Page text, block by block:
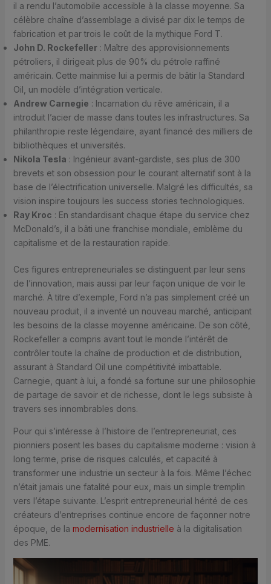
il a rendu l’automobile accessible à la classe moyenne. Sa
célèbre chaîne d’assemblage a divisé par dix le temps de
fabrication et par trois le coût de la mythique Ford T.
John D. Rockefeller: Maître des approvisionnements
pétroliers, il dirigeait plus de 90% du pétrole raffiné
américain. Cette mainmise lui a permis de bâtir la Standard
Oil, un modèle d’intégration verticale.
Andrew Carnegie : Incarnation du rêve américain, il a
introduit l’acier de masse dans toutes les infrastructures. Sa
philanthropie reste légendaire, ayant financé des milliers de
bibliothèques et universités.
Nikola Tesla : Ingénieur avant-gardiste, ses plus de 300
brevets et son obsession pour le courant alternatif sont à la
base de l’électrification universelle. Malgré les difficultés, sa
vision inspire toujours les success stories technologiques.
Ray Kroc : En standardisant chaque étape du service chez
McDonald’s, il a bâti une franchise mondiale, emblème du
capitalisme et de la restauration rapide.
Ces figures entrepreneuriales se distinguent par leur sens
de l’innovation, mais aussi par leur façon unique de voir le
marché. À titre d’exemple, Ford n’a pas simplement créé un
nouveau produit, il a inventé un nouveau marché, anticipant
les besoins de la classe moyenne américaine. De son côté,
Rockefeller a compris avant tout le monde l’intérêt de
contrôler toute la chaîne de production et de distribution,
assurant à Standard Oil une compétitivité imbattable.
Carnegie, quant à lui, a fondé sa fortune sur une philosophie
de partage de savoir et de richesse, dont le legs subsiste à
travers ses innombrables dons.
Pour qui s’intéresse à l’histoire de l’entrepreneuriat, ces
pionniers posent les bases du capitalisme moderne : vision à
long terme, prise de risques calculés, et capacité à
transformer une industrie un secteur à la fois. Même l’échec
n’était jamais une fatalité pour eux, mais un simple tremplin
vers l’étape suivante. L’esprit entrepreneurial hérité de ces
créateurs d’entreprises continue encore de façonner notre
époque, de la modernisation industrielle à la digitalisation
des PME.